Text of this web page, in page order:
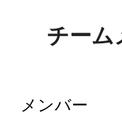
チーム
メンバー